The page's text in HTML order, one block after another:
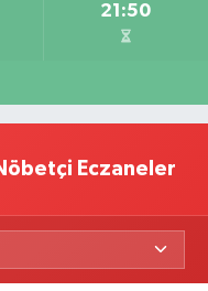
21:50
Eczaneler